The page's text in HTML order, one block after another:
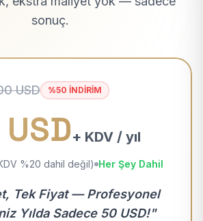
sonuç.
USD %50 İNDİRİM
+ KDV / yıl
%20 dahil değil) Her Şey Dahil
Tek Fiyat — Profesyonel
Yılda Sadece 50 USD!"